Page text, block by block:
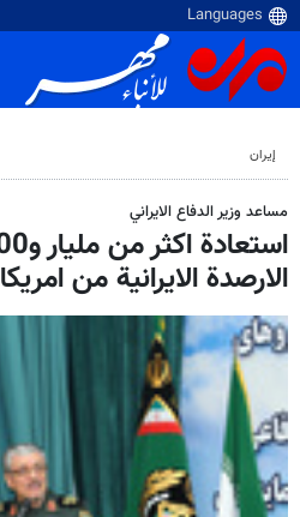
إيران
مساعد وزير الدفاع الايراني
الارصدة الايرانية من امريكا